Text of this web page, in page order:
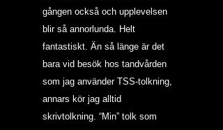
gången också och upplevelsen
blir så annorlunda. Helt
fantastiskt. Än så länge är det
bara vid besök hos tandvården
som jag använder TSS-tolkning,
annars kör jag alltid
skrivtolkning. “Min” tolk som